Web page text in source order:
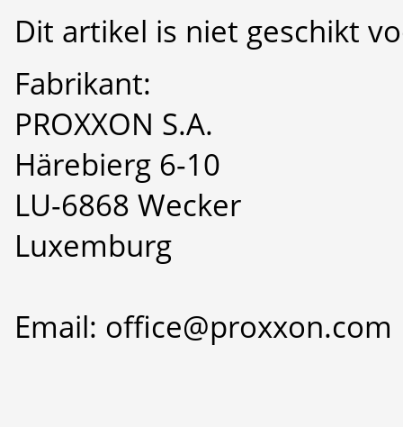
Dit artikel is niet geschikt
Fabrikant:
PROXXON S.A.
Härebierg 6-10
LU-6868 Wecker
Luxemburg
Email: office@proxxon.com